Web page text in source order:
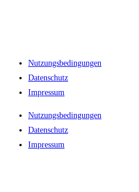
Nutzungsbedingungen
Datenschutz
Impressum
Nutzungsbedingungen
Datenschutz
Impressum